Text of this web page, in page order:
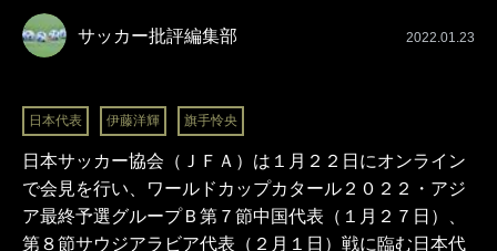
サッカー批評編集部 2022.01.23
日本代表 伊藤洋輝 旗手怜央
日本サッカー協会（ＪＦＡ）は１月２２日にオンライン
で会見を行い、ワールドカップカタール２０２２・アジ
ア最終予選グループＢ第７節中国代表（１月２７日）、
第８節サウジアラビア代表（２月１日）戦に臨む日本代